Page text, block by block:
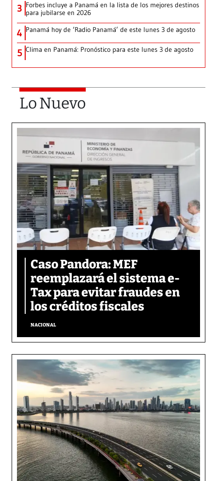
3 Forbes incluye a Panamá en la lista de los mejores destinos
para jubilarse en 2026
4 Panamá hoy de ‘Radio Panamá’ de este lunes 3 de agosto
5 Clima en Panamá: Pronóstico para este lunes 3 de agosto
Lo Nuevo
Caso Pandora: MEF
reemplazará el sistema e-
Tax para evitar fraudes en
los créditos fiscales
NACIONAL